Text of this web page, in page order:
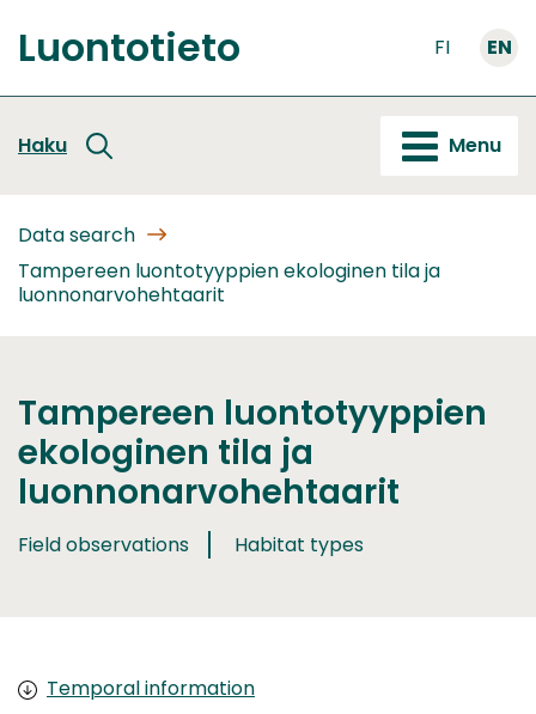
to
content
Front
Luontotieto FI EN
Haku Menu
Data search
Tampereen luontotyyppien ekologinen tila ja
luonnonarvohehtaarit
Tampereen luontotyyppien
ekologinen tila ja
luonnonarvohehtaarit
Field observations Habitat types
Temporal information